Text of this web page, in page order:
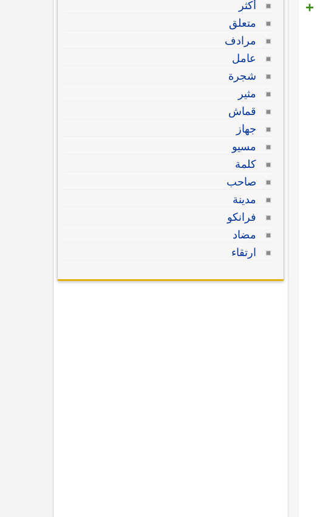
+
أكثر
متعلق
مرادف
عامل
شجرة
مثير
قماش
جهاز
مسيو
كلمة
صاحب
مدينة
فرانكو
مضاد
ارتقاء